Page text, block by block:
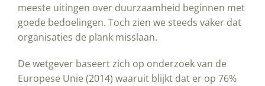
meeste uitingen over duurzaamheid beginnen met
goede bedoelingen. Toch zien we steeds vaker dat
organisaties de plank misslaan.
De wetgever baseert zich op onderzoek van de
Europese Unie (2014) waaruit blijkt dat er op 76%